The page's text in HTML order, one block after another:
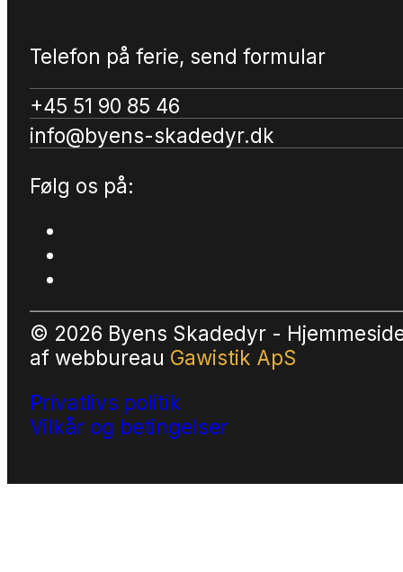
Telefon på ferie, send formular
+45 51 90 85 46
info@byens-skadedyr.dk
Følg os på:
© 2026 Byens Skadedyr -
af webbureau Gawistik ApS
Privatlivs politik
Vilkår og betingelser